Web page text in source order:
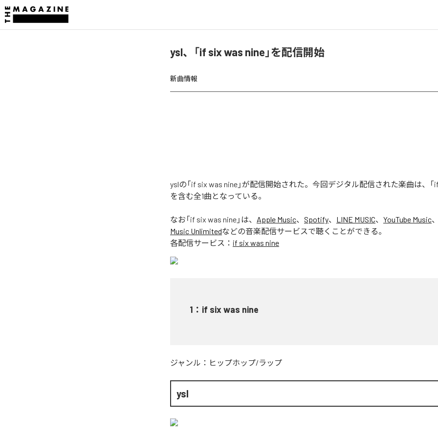
ysl、「if six was nine」を配信開始
新曲情報
yslの「if six was nine」が配信開始された。今回デジタル配信された楽曲は、「if
を含む全1曲となっている。
なお「if six was nine 」は、 Apple Music、 Spotify、 LINE MUSIC、 YouTube Music、
Music Unlimitedなどの音楽配信サービスで聴くことができる。
各配信サービス： if six was nine
1 ： if six was nine
ジャンル： ヒップホップ/ラップ
ysl